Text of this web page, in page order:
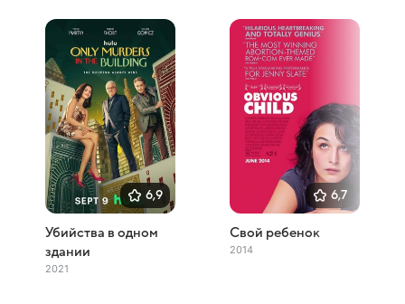
6,9
Убийства в одном
здании
2021
6,7
Свой ребенок
2014